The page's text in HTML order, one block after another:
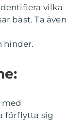
vilka
bäst. Ta även
hinder.
förflytta sig